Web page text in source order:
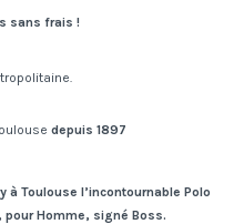
sans frais !
depuis 1897
à Toulouse l’incontournable Polo
pour Homme, signé Boss.